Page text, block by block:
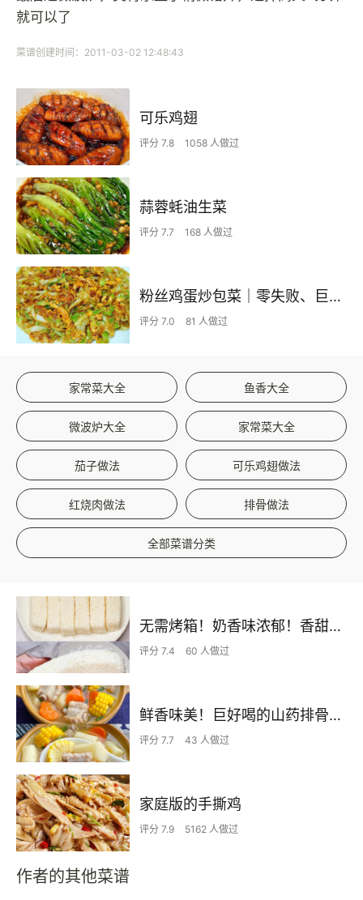
就可以了
菜谱创建时间：2011-03-02 12:48:43
可乐鸡翅
评分 7.8 1058 人做过
蒜蓉蚝油生菜
评分 7.7 168 人做过
粉丝鸡蛋炒包菜｜零失败、巨下饭
评分 7.0 81 人做过
家常菜大全 鱼香大全
微波炉大全 家常菜大全
茄子做法 可乐鸡翅做法
红烧肉做法 排骨做法
全部菜谱分类
无需烤箱！奶香味浓郁！香甜嫩滑的椰蓉奶糕
评分 7.4 60 人做过
鲜香味美！巨好喝的山药排骨汤！！
评分 7.7 43 人做过
家庭版的手撕鸡
评分 7.9 5162 人做过
作者的其他菜谱